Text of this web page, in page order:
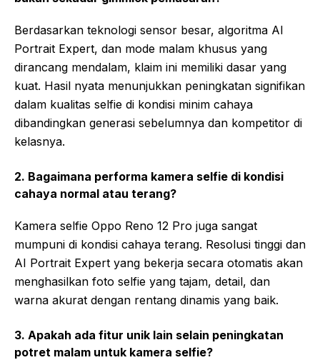
Berdasarkan teknologi sensor besar, algoritma AI
Portrait Expert, dan mode malam khusus yang
dirancang mendalam, klaim ini memiliki dasar yang
kuat. Hasil nyata menunjukkan peningkatan signifikan
dalam kualitas selfie di kondisi minim cahaya
dibandingkan generasi sebelumnya dan kompetitor di
kelasnya.
2. Bagaimana performa kamera selfie di kondisi
cahaya normal atau terang?
Kamera selfie Oppo Reno 12 Pro juga sangat
mumpuni di kondisi cahaya terang. Resolusi tinggi dan
AI Portrait Expert yang bekerja secara otomatis akan
menghasilkan foto selfie yang tajam, detail, dan
warna akurat dengan rentang dinamis yang baik.
3. Apakah ada fitur unik lain selain peningkatan
potret malam untuk kamera selfie?